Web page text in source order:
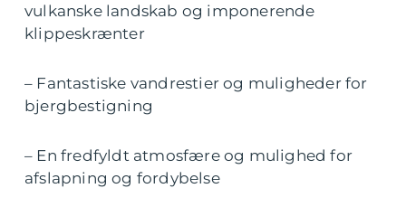
vulkanske landskab og imponerende
klippeskrænter
– Fantastiske vandrestier og muligheder for
bjergbestigning
– En fredfyldt atmosfære og mulighed for
afslapning og fordybelse